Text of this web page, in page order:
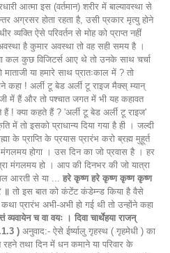
आत्मा इस (वर्तमान) शरीर में बाल्यावस्था से
अग्रसर होता रहता है, उसी प्रकार मृत्यु होने
व्यक्ति ऐसे परिवर्तन से मोह को प्राप्त नहीं
है कुमार अवस्था तो वह सही समय है ।
कल कुछ विजिटर्स आए थे तो उनके साथ चर्चा
या हमारे साथ प्रातःकाल में ? तो
कहा ! अर्ली टू बेड अर्ली टू राइज मैक्स् म्यान्
में हैं और तो पश्चात जगत में भी यह कहावत
! क्या कहते हैं ? 'अर्ली टू बेड अर्ली टू राइज'
में तो इसको प्राधान्य दिया गया है ही । जल्दी
के प्राप्ति के प्रयास प्रारंभ करो ब्रह्म मुहूर्त
होगा । उस दिन का जो प्रवास है । हर
मंगलमय हो । आप की दिनभर की जो यात्रा
आरती से या ... हरे कृष्ण हरे कृष्ण कृष्ण कृष्ण
॥ तो इस बात को कंटेंट कंडेम्न्ड किया है वैसे
प्रारंभ अभी-अभी हो गई थी तो उन्होंने कहा
व्यवायेन च वा वयः । दिवा चार्थेहया राजन्
) अनुवाद:- ऐसे ईर्ष्यालु गृहस्थ ( गृहमेधी ) का
रहने तथा दिन में धन कमाने या परिवार के